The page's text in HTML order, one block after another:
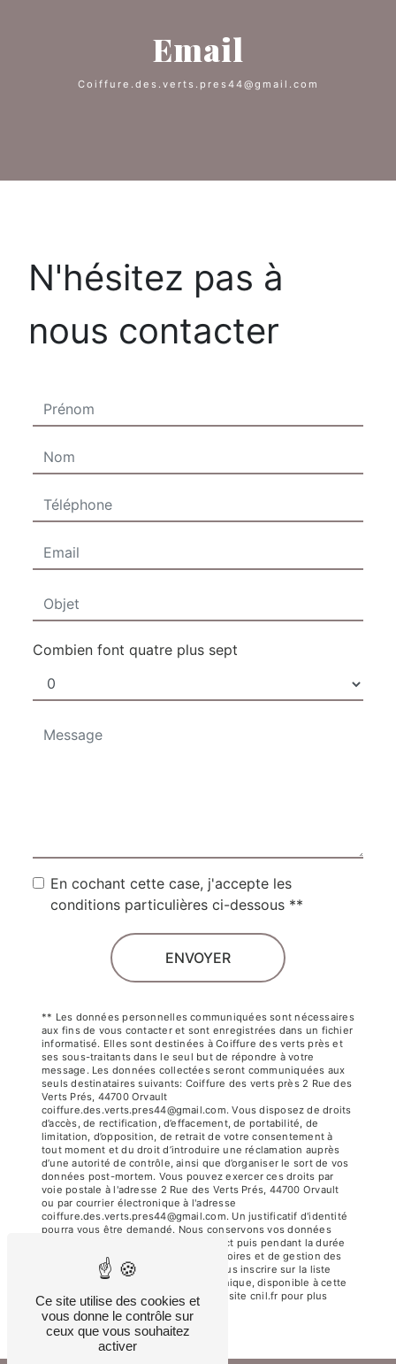
Email
coiffure.des.verts.pres44@gmail.com
N'hésitez pas à
nous contacter
Combien font quatre plus sept
En cochant cette case, j'accepte les
conditions particulières ci-dessous **
ENVOYER
** Les données personnelles communiquées sont nécessaires
aux fins de vous contacter et sont enregistrées dans un fichier
informatisé. Elles sont destinées à Coiffure des verts près et
ses sous-traitants dans le seul but de répondre à votre
message. Les données collectées seront communiquées aux
seuls destinataires suivants: Coiffure des verts près 2 Rue des
Verts Prés, 44700 Orvault
coiffure.des.verts.pres44@gmail.com. Vous disposez de droits
d’accès, de rectification, d’effacement, de portabilité, de
limitation, d’opposition, de retrait de votre consentement à
tout moment et du droit d’introduire une réclamation auprès
d’une autorité de contrôle, ainsi que d’organiser le sort de vos
données post-mortem. Vous pouvez exercer ces droits par
voie postale à l'adresse 2 Rue des Verts Prés, 44700 Orvault
ou par courrier électronique à l'adresse
coiffure.des.verts.pres44@gmail.com. Un justificatif d'identité
pourra vous être demandé. Nous conservons vos données
pendant la période de prise de contact puis pendant la durée
de prescription légale aux fins probatoires et de gestion des
contentieux. Vous avez le droit de vous inscrire sur la liste
d'opposition au démarchage téléphonique, disponible à cette
adresse: Bloctel.gouv.fr. Consultez le site cnil.fr pour plus
d’informations sur vos droits.
Ce site utilise des cookies et
vous donne le contrôle sur
ceux que vous souhaitez
activer